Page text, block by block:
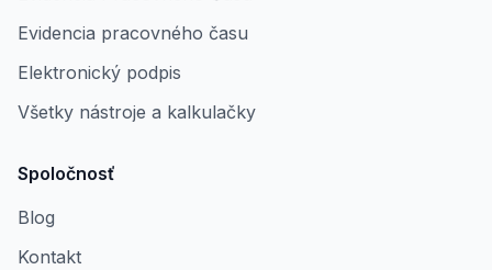
Evidencia pracovného času
Elektronický podpis
Všetky nástroje a kalkulačky
Spoločnosť
Blog
Kontakt